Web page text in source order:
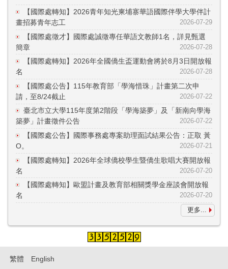
【國際處轉知】2026青年知光柬埔寨華語國際伴學大學伴計
畫招募青年志工
2026-07-29
【國際處徵才】國際處誠徵專任華語文教師1名，詳見甄選
簡章
2026-07-28
【國際處轉知】2026年全國僑生盃運動會將於8月3日開放報
名
2026-07-28
【國際處公告】115年教育部「學海惜珠」計畫第二次申
請，至8/24截止
2026-07-22
臺北市立大學115年度第2階段「學海築夢」及「新南向學海
築夢」計畫徵件公告
2026-07-22
【國際處公告】國際事務處專案助理面試結果公告：正取 黃
O。
2026-07-21
【國際處轉知】2026年全球僑校學生暨僑生歌唱大賽開放報
名
2026-07-20
【國際處轉知】歐盟計畫及教育部相關獎學金座談會開放報
名
2026-07-20
更多...
繁體 English